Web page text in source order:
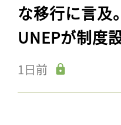
な移行に言及
UNEPが制度
1日前